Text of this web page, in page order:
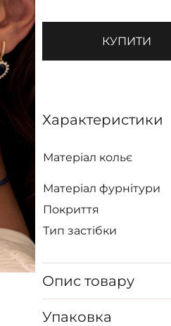
КУПИТИ
Характеристики
Матеріал кольє
Матеріал фурнітури
Покриття
Тип застібки
Опис товару
Упаковка